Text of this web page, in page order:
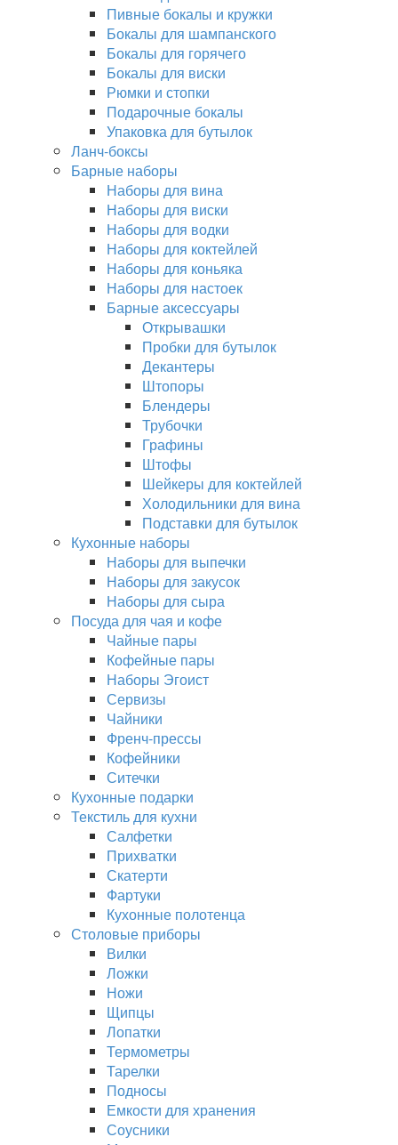
Пивные бокалы и кружки
Бокалы для шампанского
Бокалы для горячего
Бокалы для виски
Рюмки и стопки
Подарочные бокалы
Упаковка для бутылок
Ланч-боксы
Барные наборы
Наборы для вина
Наборы для виски
Наборы для водки
Наборы для коктейлей
Наборы для коньяка
Наборы для настоек
Барные аксессуары
Открывашки
Пробки для бутылок
Декантеры
Штопоры
Блендеры
Трубочки
Графины
Штофы
Шейкеры для коктейлей
Холодильники для вина
Подставки для бутылок
Кухонные наборы
Наборы для выпечки
Наборы для закусок
Наборы для сыра
Посуда для чая и кофе
Чайные пары
Кофейные пары
Наборы Эгоист
Сервизы
Чайники
Френч-прессы
Кофейники
Ситечки
Кухонные подарки
Текстиль для кухни
Салфетки
Прихватки
Скатерти
Фартуки
Кухонные полотенца
Столовые приборы
Вилки
Ложки
Ножи
Щипцы
Лопатки
Термометры
Тарелки
Подносы
Емкости для хранения
Соусники